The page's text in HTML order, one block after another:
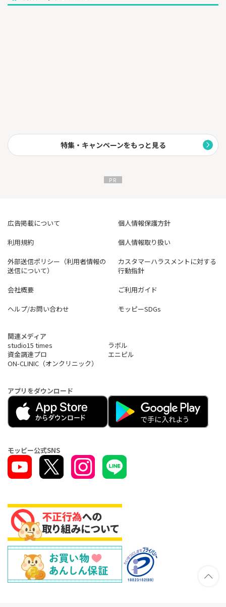
特集・キャンペーンをもっと見る
広告掲載について
個人情報保護方針
利用規約
個人情報取り扱い
外部送信ポリシー（利用者情報の
送信について）
カスタマーハラスメントに対する
行動指針
会社概要
ご利用ガイド
ヘルプ/お問い合わせ
モッピーSDGs
関連メディア
studio15 times
ラボル
資金調達プロ
エニピル
ON-CLINIC（オンクリニック）
アプリをダウンロード
モッピー公式SNS